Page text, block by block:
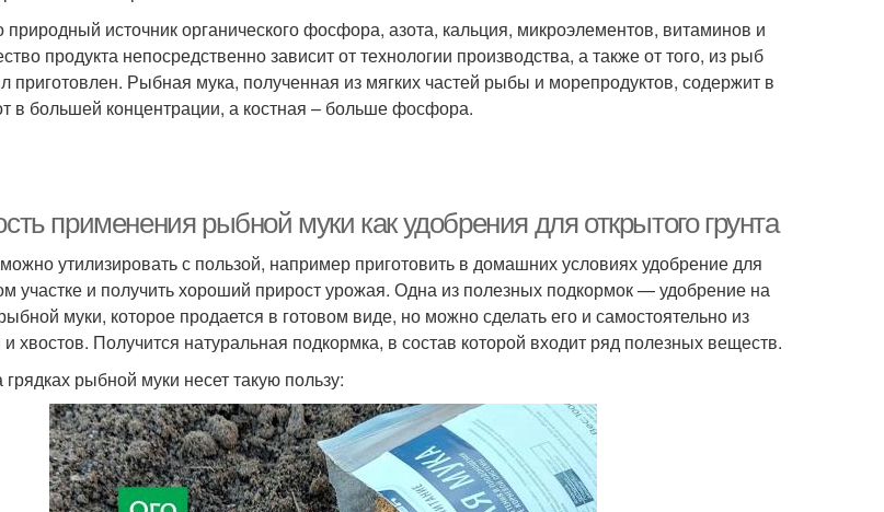
источник органического фосфора, азота, кальция, микроэлементов, витаминов и
продукта непосредственно зависит от технологии производства, а также от того, из рыб
приготовлен. Рыбная мука, полученная из мягких частей рыбы и морепродуктов, содержит в
в большей концентрации, а костная – больше фосфора.
применения рыбной муки как удобрения для открытого грунта
утилизировать с пользой, например приготовить в домашних условиях удобрение для
участке и получить хороший прирост урожая. Одна из полезных подкормок — удобрение на
муки, которое продается в готовом виде, но можно сделать его и самостоятельно из
и хвостов. Получится натуральная подкормка, в состав которой входит ряд полезных веществ.
рыбной муки несет такую пользу: